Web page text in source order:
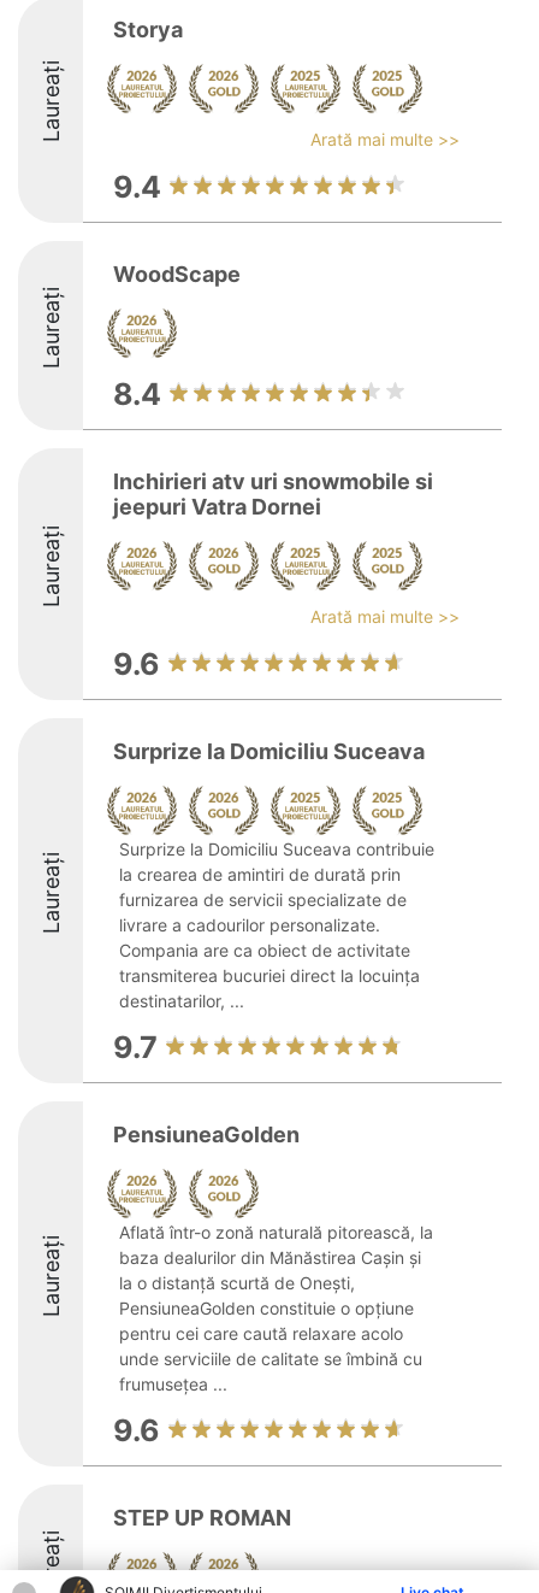
Laureați
Storya
Arată mai multe >>
9.4
Laureați
WoodScape
8.4
Laureați
Inchirieri atv uri snowmobile si
jeepuri Vatra Dornei
Arată mai multe >>
9.6
Laureați
Surprize la Domiciliu Suceava
Surprize la Domiciliu Suceava contribuie
la crearea de amintiri de durată prin
furnizarea de servicii specializate de
livrare a cadourilor personalizate.
Compania are ca obiect de activitate
transmiterea bucuriei direct la locuința
destinatarilor, ...
9.7
Laureați
PensiuneaGolden
Aflată într-o zonă naturală pitorească, la
baza dealurilor din Mănăstirea Cașin și
la o distanță scurtă de Onești,
PensiuneaGolden constituie o opțiune
pentru cei care caută relaxare acolo
unde serviciile de calitate se îmbină cu
frumusețea ...
9.6
Laureați
STEP UP ROMAN